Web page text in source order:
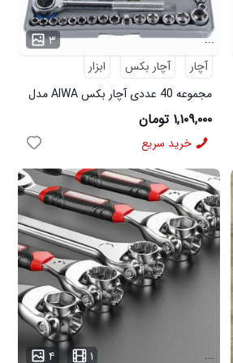
۳
...
آچار
آچار بکس
ابزار
مجموعه 40 عددی آچار بکس AIWA مدل
43335
۱,۱۰۹,۰۰۰ تومان
خرید سریع
۴ ۱ ...